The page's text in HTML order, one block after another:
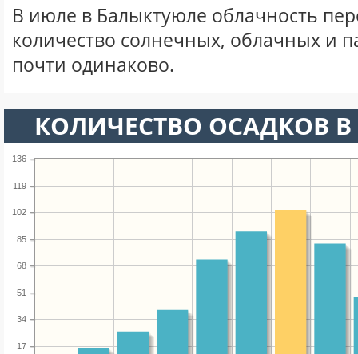
В июле в Балыктуюле облачность
количество солнечных, облачных и
почти одинаково.
КОЛИЧЕСТВО ОСАДКОВ
17
34
51
68
85
102
119
136